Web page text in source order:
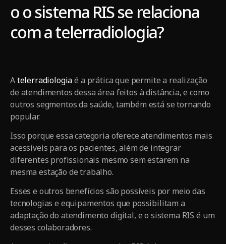
o o sistema RIS se relaciona
com a telerradiologia?
Atelerradiologiaé a prática que permite a realização
de atendimentos dessa área feitos à distância, e como
outros segmentos da saúde, também está se tornando
popular.
Isso porque essa categoria oferece atendimentos mais
acessíveis para os pacientes, além de integrar
diferentes profissionais mesmo sem estarem na
mesma estação de trabalho.
Esses e outros benefícios são possíveis por meio das
tecnologias e equipamentos que possibilitam a
adaptação do atendimento digital, e o sistema RIS é um
desses colaboradores.